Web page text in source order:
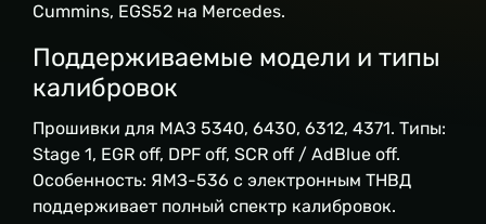
Cummins, EGS52 на Mercedes.
Поддерживаемые модели и типы
калибровок
Прошивки для МАЗ 5340, 6430, 6312, 4371. Типы:
Stage 1, EGR off, DPF off, SCR off / AdBlue off.
Особенность: ЯМЗ-536 с электронным ТНВД
поддерживает полный спектр калибровок.